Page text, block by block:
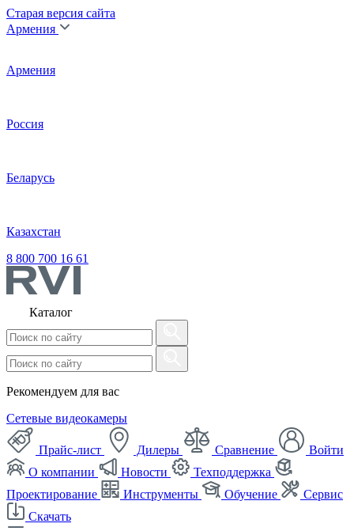
Старая версия сайта
Армения
Армения
Россия
Беларусь
Казахстан
8 800 700 16 61
Каталог
Рекомендуем для вас
Сетевые видеокамеры
Прайс-лист Дилеры Сравнение
Войти
О компании
Новости
Техподдержка
Проектирование
Инструменты Обучение
Сервис
Скачать